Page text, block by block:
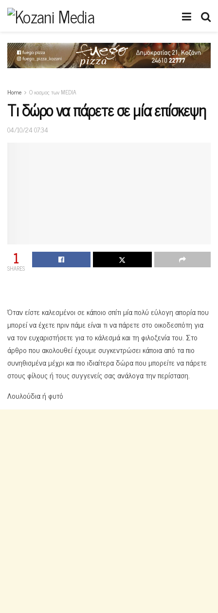
Home Ο κοσμος των MEDIA
Τι δώρο να πάρετε σε μία επίσκεψη
04/10/24 07:34
1
SHARES
Όταν είστε καλεσμένοι σε κάποιο σπίτι μία πολύ εύλογη απορία που
μπορεί να έχετε πριν πάμε είναι τι να πάρετε στο οικοδεσπότη για
να τον ευχαριστήσετε για το κάλεσμά και τη φιλοξενία του. Στο
άρθρο που ακολουθεί έχουμε συγκεντρώσει κάποια από τα πιο
συνηθισμένα μέχρι και πιο ιδιαίτερα δώρα που μπορείτε να πάρετε
στους φίλους ή τους συγγενείς σας ανάλογα την περίσταση.
Λουλούδια ή φυτό